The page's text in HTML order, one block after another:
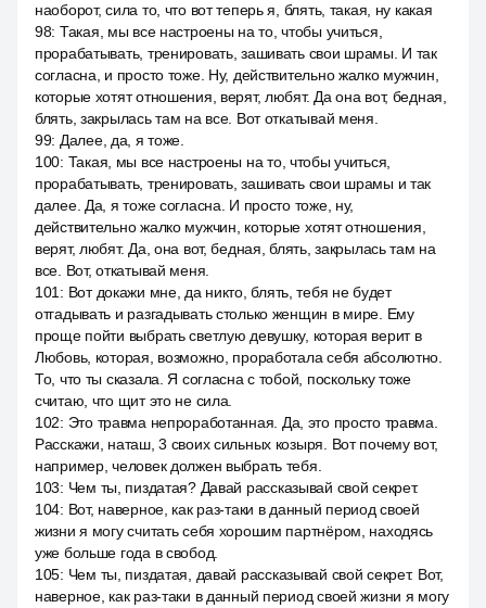
наоборот, сила то, что вот теперь я, блять, такая, ну какая
98: Такая, мы все настроены на то, чтобы учиться,
прорабатывать, тренировать, зашивать свои шрамы. И так
согласна, и просто тоже. Ну, действительно жалко мужчин,
которые хотят отношения, верят, любят. Да она вот, бедная,
блять, закрылась там на все. Вот откатывай меня.
99: Далее, да, я тоже.
100: Такая, мы все настроены на то, чтобы учиться,
прорабатывать, тренировать, зашивать свои шрамы и так
далее. Да, я тоже согласна. И просто тоже, ну,
действительно жалко мужчин, которые хотят отношения,
верят, любят. Да, она вот, бедная, блять, закрылась там на
все. Вот, откатывай меня.
101 : Вот докажи мне, да никто, блять, тебя не будет
отгадывать и разгадывать столько женщин в мире. Ему
проще пойти выбрать светлую девушку, которая верит в
Любовь, которая, возможно, проработала себя абсолютно.
То, что ты сказала. Я согласна с тобой, поскольку тоже
считаю, что щит это не сила.
102: Это травма непроработанная. Да, это просто травма.
Расскажи, наташ, 3 своих сильных козыря. Вот почему вот,
например, человек должен выбрать тебя.
103: Чем ты, пиздатая? Давай рассказывай свой секрет.
104: Вот, наверное, как раз-таки в данный период своей
жизни я могу считать себя хорошим партнёром, находясь
уже больше года в свобод.
105: Чем ты, пиздатая, давай рассказывай свой секрет. Вот,
наверное, как раз-таки в данный период своей жизни я могу